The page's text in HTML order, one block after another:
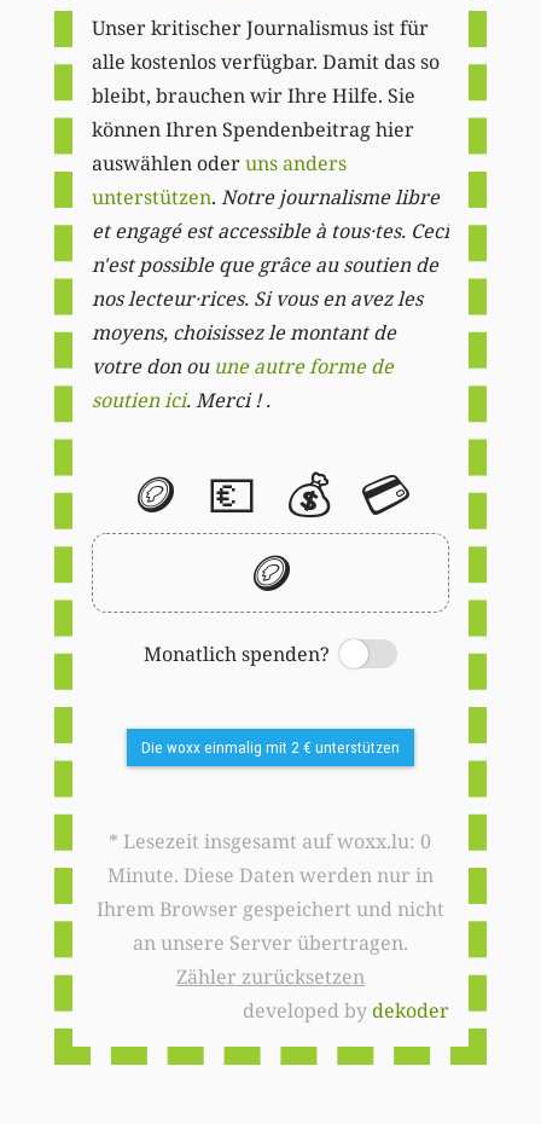
Unser kritischer Journalismus ist für
alle kostenlos verfügbar. Damit das so
bleibt, brauchen wir Ihre Hilfe. Sie
können Ihren Spendenbeitrag hier
auswählen oderuns anders
unterstützen. Notre journalisme libre
et engagé est accessible à tous·tes. Ceci
n'est possible que grâce au soutien de
nos lecteur·rices. Si vous en avez les
moyens, choisissez le montant de
votre don ou une autre forme de
soutien ici. Merci ! .
🪙 💶 💰 💳
🪙
Monatlich spenden?
Switch
Die woxx einmalig mit 2 € unterstützen
* Lesezeit insgesamt auf woxx.lu: 0
Minute. Diese Daten werden nur in
Ihrem Browser gespeichert und nicht
an unsere Server übertragen.
Zähler zurücksetzen
developed bydekoder